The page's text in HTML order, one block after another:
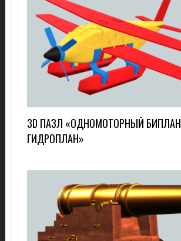
3D ПАЗЛ «ОДНОМОТОРНЫЙ БИПЛАН
ГИДРОПЛАН»